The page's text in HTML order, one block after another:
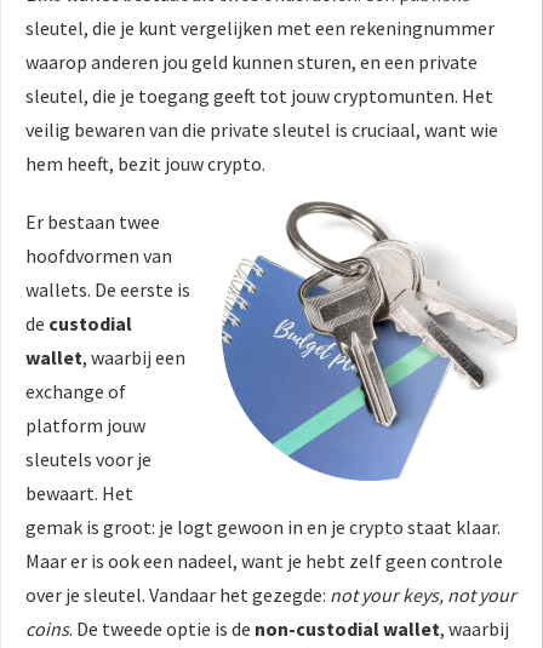
sleutel, die je kunt vergelijken met een rekeningnummer
waarop anderen jou geld kunnen sturen, en een private
sleutel, die je toegang geeft tot jouw cryptomunten. Het
veilig bewaren van die private sleutel is cruciaal, want wie
hem heeft, bezit jouw crypto.
Er bestaan twee
hoofdvormen van
wallets. De eerste is
de custodial
wallet, waarbij een
exchange of
platform jouw
sleutels voor je
bewaart. Het
gemak is groot: je logt gewoon in en je crypto staat klaar.
Maar er is ook een nadeel, want je hebt zelf geen controle
over je sleutel. Vandaar het gezegde: not your keys, not your
coins. De tweede optie is de non-custodial wallet, waarbij